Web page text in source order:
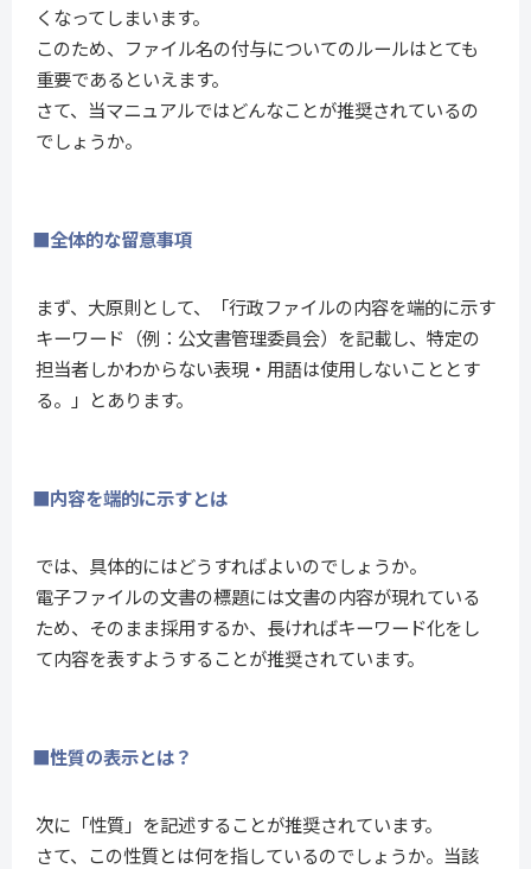
くなってしまいます。
このため、ファイル名の付与についてのルールはとても
重要であるといえます。
さて、当マニュアルではどんなことが推奨されているの
でしょうか。
■全体的な留意事項
まず、大原則として、「行政ファイルの内容を端的に示す
キーワード（例：公文書管理委員会）を記載し、特定の
担当者しかわからない表現・用語は使用しないこととす
る。」とあります。
■内容を端的に示すとは
では、具体的にはどうすればよいのでしょうか。
電子ファイルの文書の標題には文書の内容が現れている
ため、そのまま採用するか、長ければキーワード化をし
て内容を表すようすることが推奨されています。
■性質の表示とは？
次に「性質」を記述することが推奨されています。
さて、この性質とは何を指しているのでしょうか。当該